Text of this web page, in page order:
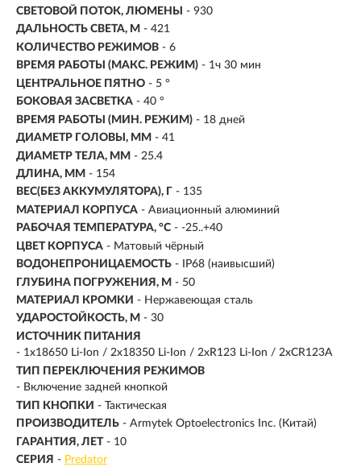
СВЕТОВОЙ ПОТОК, ЛЮМЕНЫ
- 930
ДАЛЬНОСТЬ СВЕТА, М - 421
КОЛИЧЕСТВО РЕЖИМОВ - 6
ВРЕМЯ РАБОТЫ (МАКС. РЕЖИМ) - 1ч 30 мин
ЦЕНТРАЛЬНОЕ ПЯТНО - 5 °
БОКОВАЯ ЗАСВЕТКА - 40 °
ВРЕМЯ РАБОТЫ (МИН. РЕЖИМ) - 18 дней
ДИАМЕТР ГОЛОВЫ, ММ - 41
ДИАМЕТР ТЕЛА, ММ - 25.4
ДЛИНА, ММ - 154
ВЕС(БЕЗ АККУМУЛЯТОРА), Г - 135
МАТЕРИАЛ КОРПУСА - Авиационный алюминий
РАБОЧАЯ ТЕМПЕРАТУРА, °C - -25..+40
ЦВЕТ КОРПУСА - Матовый чёрный
ВОДОНЕПРОНИЦАЕМОСТЬ - IP68 (наивысший)
ГЛУБИНА ПОГРУЖЕНИЯ, М - 50
МАТЕРИАЛ КРОМКИ - Нержавеющая сталь
УДАРОСТОЙКОСТЬ, М - 30
ИСТОЧНИК ПИТАНИЯ
- 1x18650 Li-Ion / 2x18350 Li-Ion / 2xR123 Li-Ion / 2xCR123A
ТИП ПЕРЕКЛЮЧЕНИЯ РЕЖИМОВ
- Включение задней кнопкой
ТИП КНОПКИ - Тактическая
ПРОИЗВОДИТЕЛЬ - Armytek Optoelectronics Inc. (Китай)
ГАРАНТИЯ, ЛЕТ - 10
СЕРИЯ - Predator